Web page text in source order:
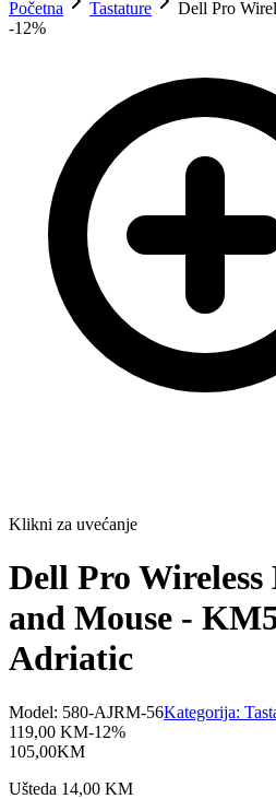
Početna
Tastature
Dell Pro
-12%
Klikni za uvećanje
Dell Pro
and Mouse -
Adriatic
Model: 580-AJRM-56Kategorija:
119,00 KM-12%
105,00KM
Ušteda 14,00 KM